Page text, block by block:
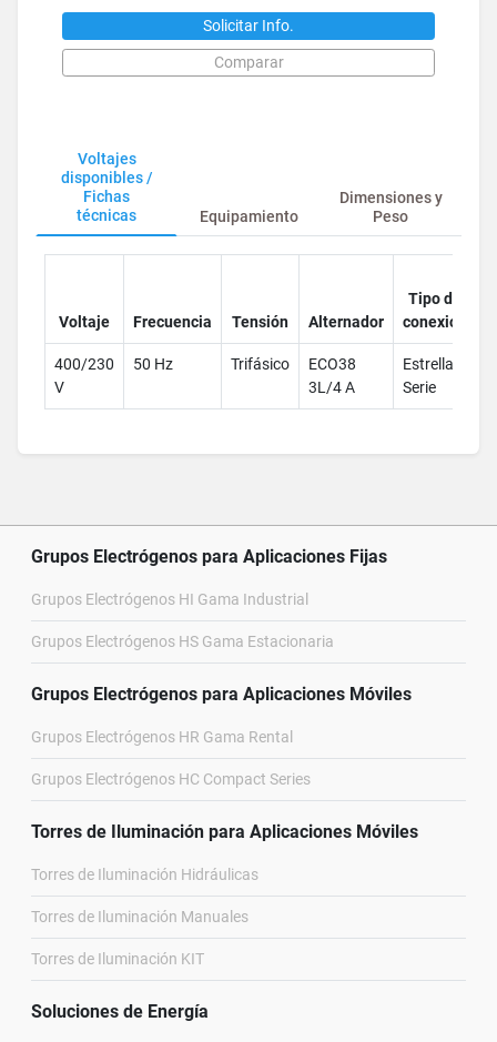
Solicitar Info.
Comparar
Voltajes
disponibles /
Fichas
técnicas
Equipamiento
Dimensiones y
Peso
Voltaje Frecuencia Tensión Alternador
Tipo de
conexión
400/230
V
50 Hz Trifásico
ECO38
3L/4 A
Estrella -
Serie
Grupos Electrógenos para Aplicaciones Fijas
Grupos Electrógenos HI Gama Industrial
Grupos Electrógenos HS Gama Estacionaria
Grupos Electrógenos para Aplicaciones Móviles
Grupos Electrógenos HR Gama Rental
Grupos Electrógenos HC Compact Series
Torres de Iluminación para Aplicaciones Móviles
Torres de Iluminación Hidráulicas
Torres de Iluminación Manuales
Torres de Iluminación KIT
Soluciones de Energía